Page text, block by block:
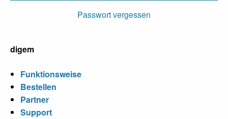
Passwort vergessen
digem
Funktionsweise
Bestellen
Partner
Support